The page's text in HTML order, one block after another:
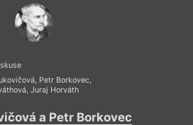
, Petr Borkovec,
, Juraj Horváth
a Petr Borkovec